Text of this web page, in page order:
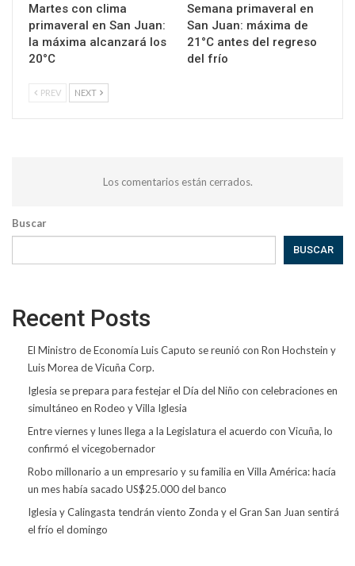
Martes con clima
primaveral en San Juan:
la máxima alcanzará los
20°C
Semana primaveral en
San Juan: máxima de
21°C antes del regreso
del frío
PREV NEXT
Los comentarios están cerrados.
Buscar
BUSCAR
Recent Posts
El Ministro de Economía Luis Caputo se reunió con Ron Hochstein y
Luis Morea de Vicuña Corp.
Iglesia se prepara para festejar el Día del Niño con celebraciones en
simultáneo en Rodeo y Villa Iglesia
Entre viernes y lunes llega a la Legislatura el acuerdo con Vicuña, lo
confirmó el vicegobernador
Robo millonario a un empresario y su familia en Villa América: hacía
un mes había sacado US$25.000 del banco
Iglesia y Calingasta tendrán viento Zonda y el Gran San Juan sentirá
el frío el domingo